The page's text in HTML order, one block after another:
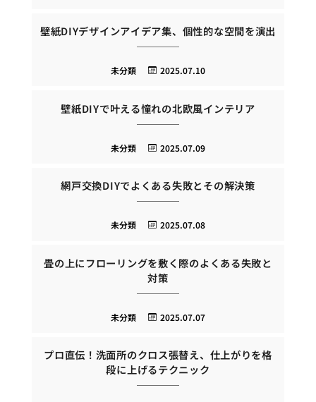
壁紙DIYデザインアイデア集、個性的な空間を演出
2025.07.10
未分類
壁紙DIYで叶える憧れの北欧風インテリア
2025.07.09
未分類
網戸交換DIYでよくある失敗とその解決策
2025.07.08
未分類
畳の上にフローリングを敷く際のよくある失敗と
対策
2025.07.07
未分類
プロ直伝！洗面所のクロス張替え、仕上がりを格
段に上げるテクニック